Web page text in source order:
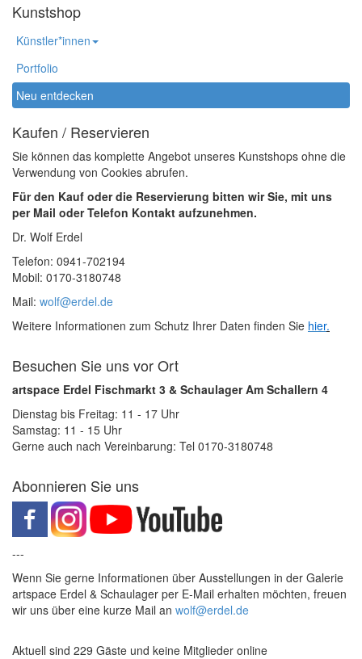
Kunstshop
Künstler*innen
Portfolio
Neu entdecken
Kaufen / Reservieren
Sie können das komplette Angebot unseres Kunstshops ohne die
Verwendung von Cookies abrufen.
Für den Kauf oder die Reservierung bitten wir Sie, mit uns
per Mail oder Telefon Kontakt aufzunehmen.
Dr. Wolf Erdel
Telefon: 0941-702194
Mobil: 0170-3180748
Mail: wolf@erdel.de
Weitere Informationen zum Schutz Ihrer Daten finden Sie hier.
Besuchen Sie uns vor Ort
artspace Erdel Fischmarkt 3 & Schaulager Am Schallern 4
Dienstag bis Freitag: 11 - 17 Uhr
Samstag: 11 - 15 Uhr
Gerne auch nach Vereinbarung: Tel 0170-3180748
Abonnieren Sie uns
---
Wenn Sie gerne Informationen über Ausstellungen in der Galerie
artspace Erdel & Schaulager per E-Mail erhalten möchten, freuen
wir uns über eine kurze Mail an wolf@erdel.de
Aktuell sind 229 Gäste und keine Mitglieder online